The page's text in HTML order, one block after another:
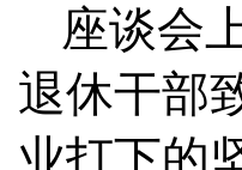
座谈会
退休干部
业打下的